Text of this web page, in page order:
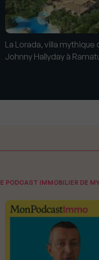
La Lorada, villa mythique
Johnny Hallyday à
PODCAST IMMOBILIER DE